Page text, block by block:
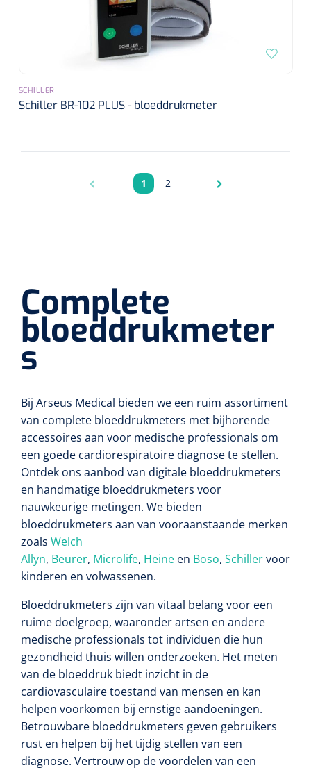
SCHILLER
Schiller BR-102 PLUS - bloeddrukmeter
Pagina
1 Pagina
2
Complete
bloeddrukmeter
s
Bij Arseus Medical bieden we een ruim assortiment
van complete bloeddrukmeters met bijhorende
accessoires aan voor medische professionals om
een goede cardiorespiratoire diagnose te stellen.
Ontdek ons aanbod van digitale bloeddrukmeters
en handmatige bloeddrukmeters voor
nauwkeurige metingen. We bieden
bloeddrukmeters aan van vooraanstaande merken
zoals Welch
Allyn, Beurer, Microlife, Heine en Boso, Schillervoor
kinderen en volwassenen.
Bloeddrukmeters zijn van vitaal belang voor een
ruime doelgroep, waaronder artsen en andere
medische professionals tot individuen die hun
gezondheid thuis willen onderzoeken. Het meten
van de bloeddruk biedt inzicht in de
cardiovasculaire toestand van mensen en kan
helpen voorkomen bij ernstige aandoeningen.
Betrouwbare bloeddrukmeters geven gebruikers
rust en helpen bij het tijdig stellen van een
diagnose. Vertrouw op de voordelen van een